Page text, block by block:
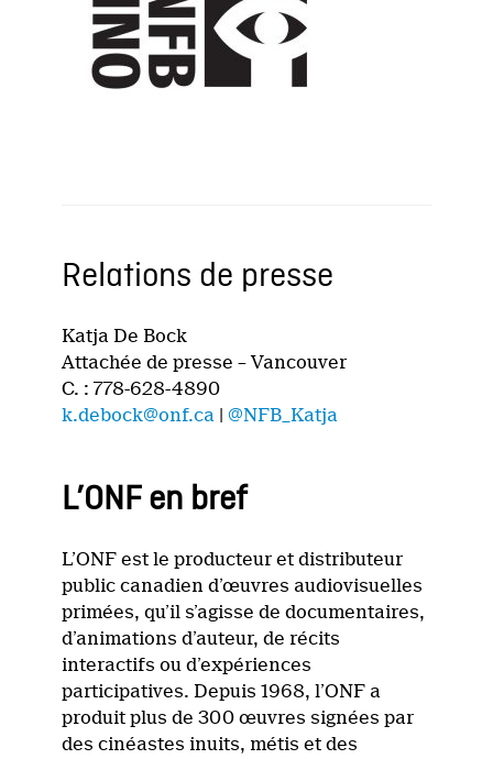
Relations de presse
Katja De Bock
Attachée de presse – Vancouver
C. : 778-628-4890
k.debock@onf.ca |@NFB_Katja
L’ONF en bref
L’ONF est le producteur et distributeur
public canadien d’œuvres audiovisuelles
primées, qu’il s’agisse de documentaires,
d’animations d’auteur, de récits
interactifs ou d’expériences
participatives. Depuis 1968, l’ONF a
produit plus de 300 œuvres signées par
des cinéastes inuits, métis et des